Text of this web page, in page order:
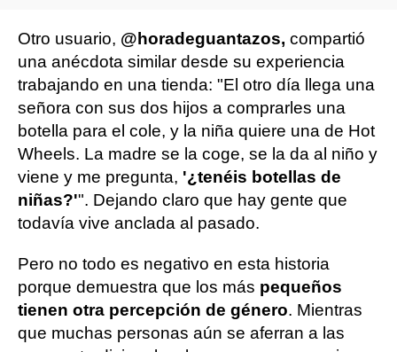
Otro usuario, @horadeguantazos, compartió
una anécdota similar desde su experiencia
trabajando en una tienda: "El otro día llega una
señora con sus dos hijos a comprarles una
botella para el cole, y la niña quiere una de Hot
Wheels. La madre se la coge, se la da al niño y
viene y me pregunta, '¿tenéis botellas de
niñas?'". Dejando claro que hay gente que
todavía vive anclada al pasado.
Pero no todo es negativo en esta historia
porque demuestra que los más pequeños
tienen otra percepción de género. Mientras
que muchas personas aún se aferran a las